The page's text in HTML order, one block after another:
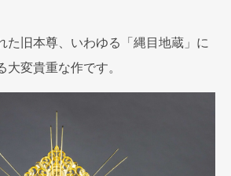
た旧本尊、いわゆる「縄目地蔵」に
変貴重な作です。